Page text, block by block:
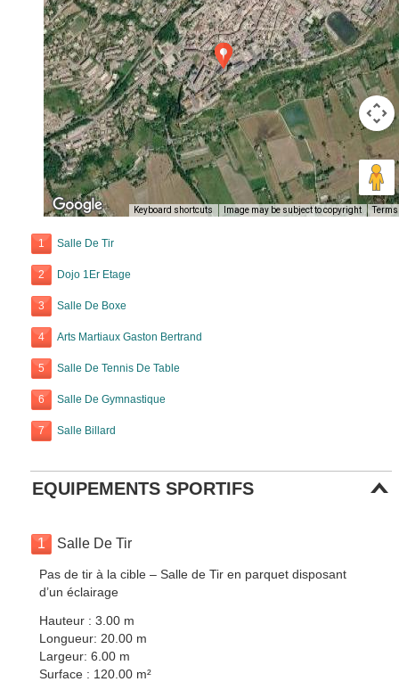
Keyboard shortcuts Image may be subject to copyright Terms
1 Salle De Tir
2 Dojo 1Er Etage
3 Salle De Boxe
4 Arts Martiaux Gaston Bertrand
5 Salle De Tennis De Table
6 Salle De Gymnastique
7 Salle Billard
EQUIPEMENTS SPORTIFS
1 Salle De Tir
Pas de tir à la cible – Salle de Tir en parquet disposant
d’un éclairage
Hauteur : 3.00 m
Longueur: 20.00 m
Largeur: 6.00 m
Surface : 120.00 m²